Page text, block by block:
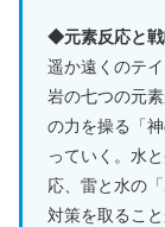
◆元素反応と
遥か遠くのテ
岩の七つの元
の力を操る「
っていく。水
応、雷と水の
対策を取るこ